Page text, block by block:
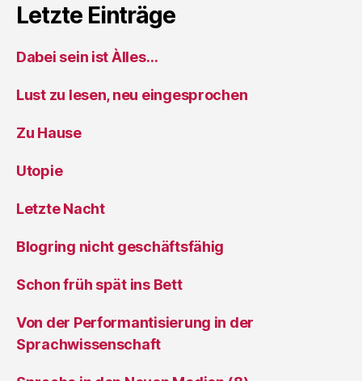
Letzte Einträge
Dabei sein ist Àlles…
Lust zu lesen, neu eingesprochen
Zu Hause
Utopie
Letzte Nacht
Blogring nicht geschäftsfähig
Schon früh spät ins Bett
Von der Performantisierung in der
Sprachwissenschaft